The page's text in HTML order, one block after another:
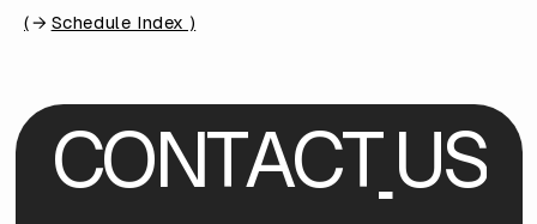
( Schedule Index )
CONTACT US